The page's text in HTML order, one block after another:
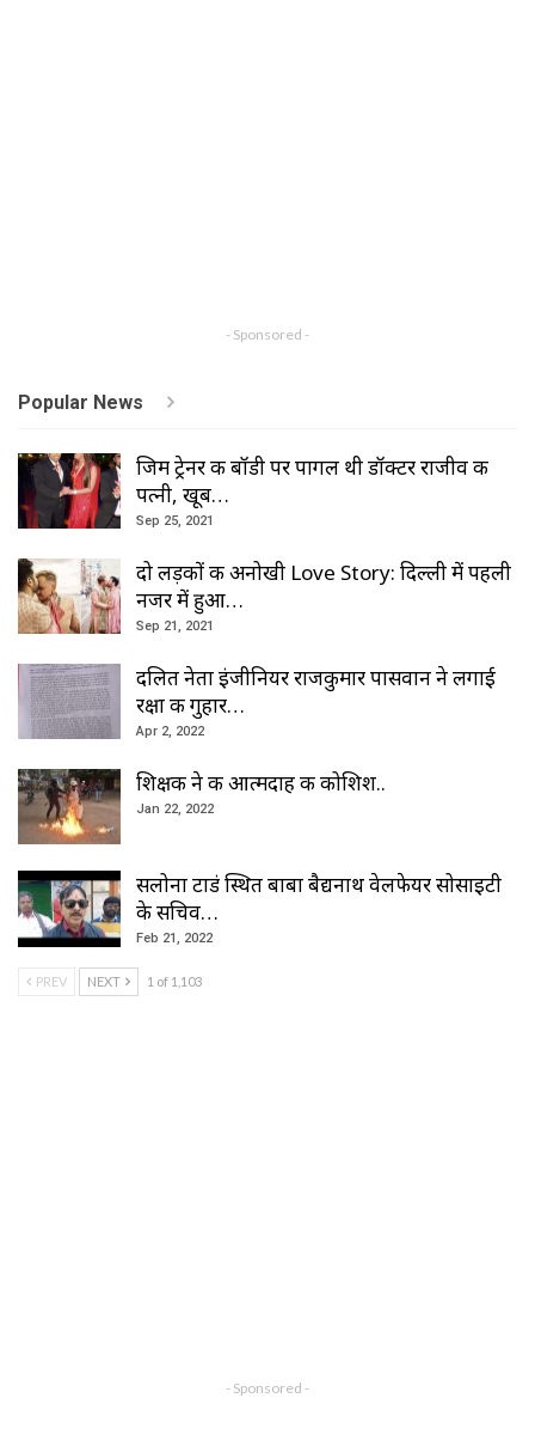
- Sponsored -
Popular News
जिम ट्रेनर की बॉडी पर पागल थी डॉक्टर राजीव की
पत्नी, खूब…
Sep 25, 2021
दो लड़कों की अनोखी Love Story: दिल्ली में पहली
नजर में हुआ…
Sep 21, 2021
दलित नेता इंजीनियर राजकुमार पासवान ने लगाई
रक्षा की गुहार…
Apr 2, 2022
शिक्षक ने की आत्मदाह की कोशिश..
Jan 22, 2022
सलोना टाडं स्थित बाबा बैद्यनाथ वेलफेयर सोसाइटी
के सचिव…
Feb 21, 2022
PREV NEXT 1 of 1,103
- Sponsored -